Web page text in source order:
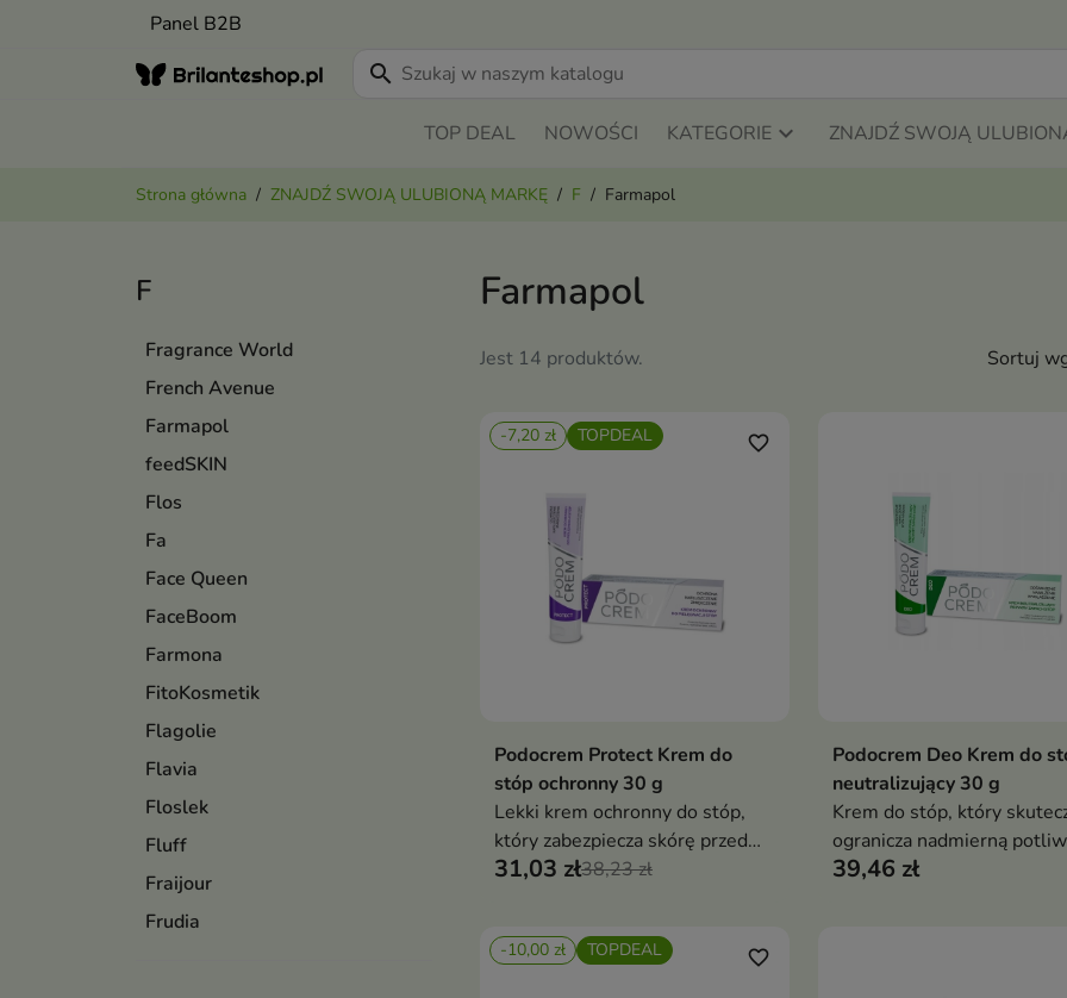
Panel B2B
search
TOP DEAL NOWOŚCI KATEGORIE ZNAJDŹ SWOJĄ
Strona główna ZNAJDŹ SWOJĄ ULUBIONĄ MARKĘ F Farmapol
F
Fragrance World
French Avenue
Farmapol
feedSKIN
Flos
Fa
Face Queen
FaceBoom
Farmona
FitoKosmetik
Flagolie
Flavia
Floslek
Fluff
Fraijour
Frudia
Farmapol
Jest 14 produktów. Sortuj
-7,20 zł TOPDEAL
Dodaj do koszyka
favorite_border
Podocrem Protect Krem do
stóp ochronny 30 g
Lekki krem ochronny do stóp,
który zabezpiecza skórę przed
czynnikami mikrobiologicznymi,
31,03 zł38,23 zł
Dodaj do
Podocrem Deo Krem do
neutralizujący 30 g
Krem do stóp, który
ogranicza nadmierną
neutralizuje nieprzyjemny
39,46 zł
-10,00 zł TOPDEAL favorite_border